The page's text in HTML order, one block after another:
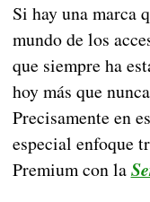
Si hay una marca
mundo de los
que siempre ha
hoy más que
Precisamente en
especial enfoque
Premium con la